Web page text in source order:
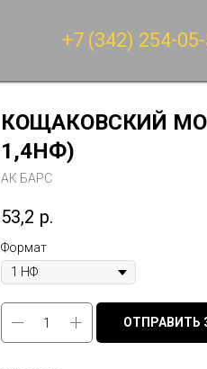
+7 (342) 254-
КОЩАКОВСКИЙ
1,4НФ)
АК БАРС
53,2 р.
Формат
ОТПРАВИТЬ